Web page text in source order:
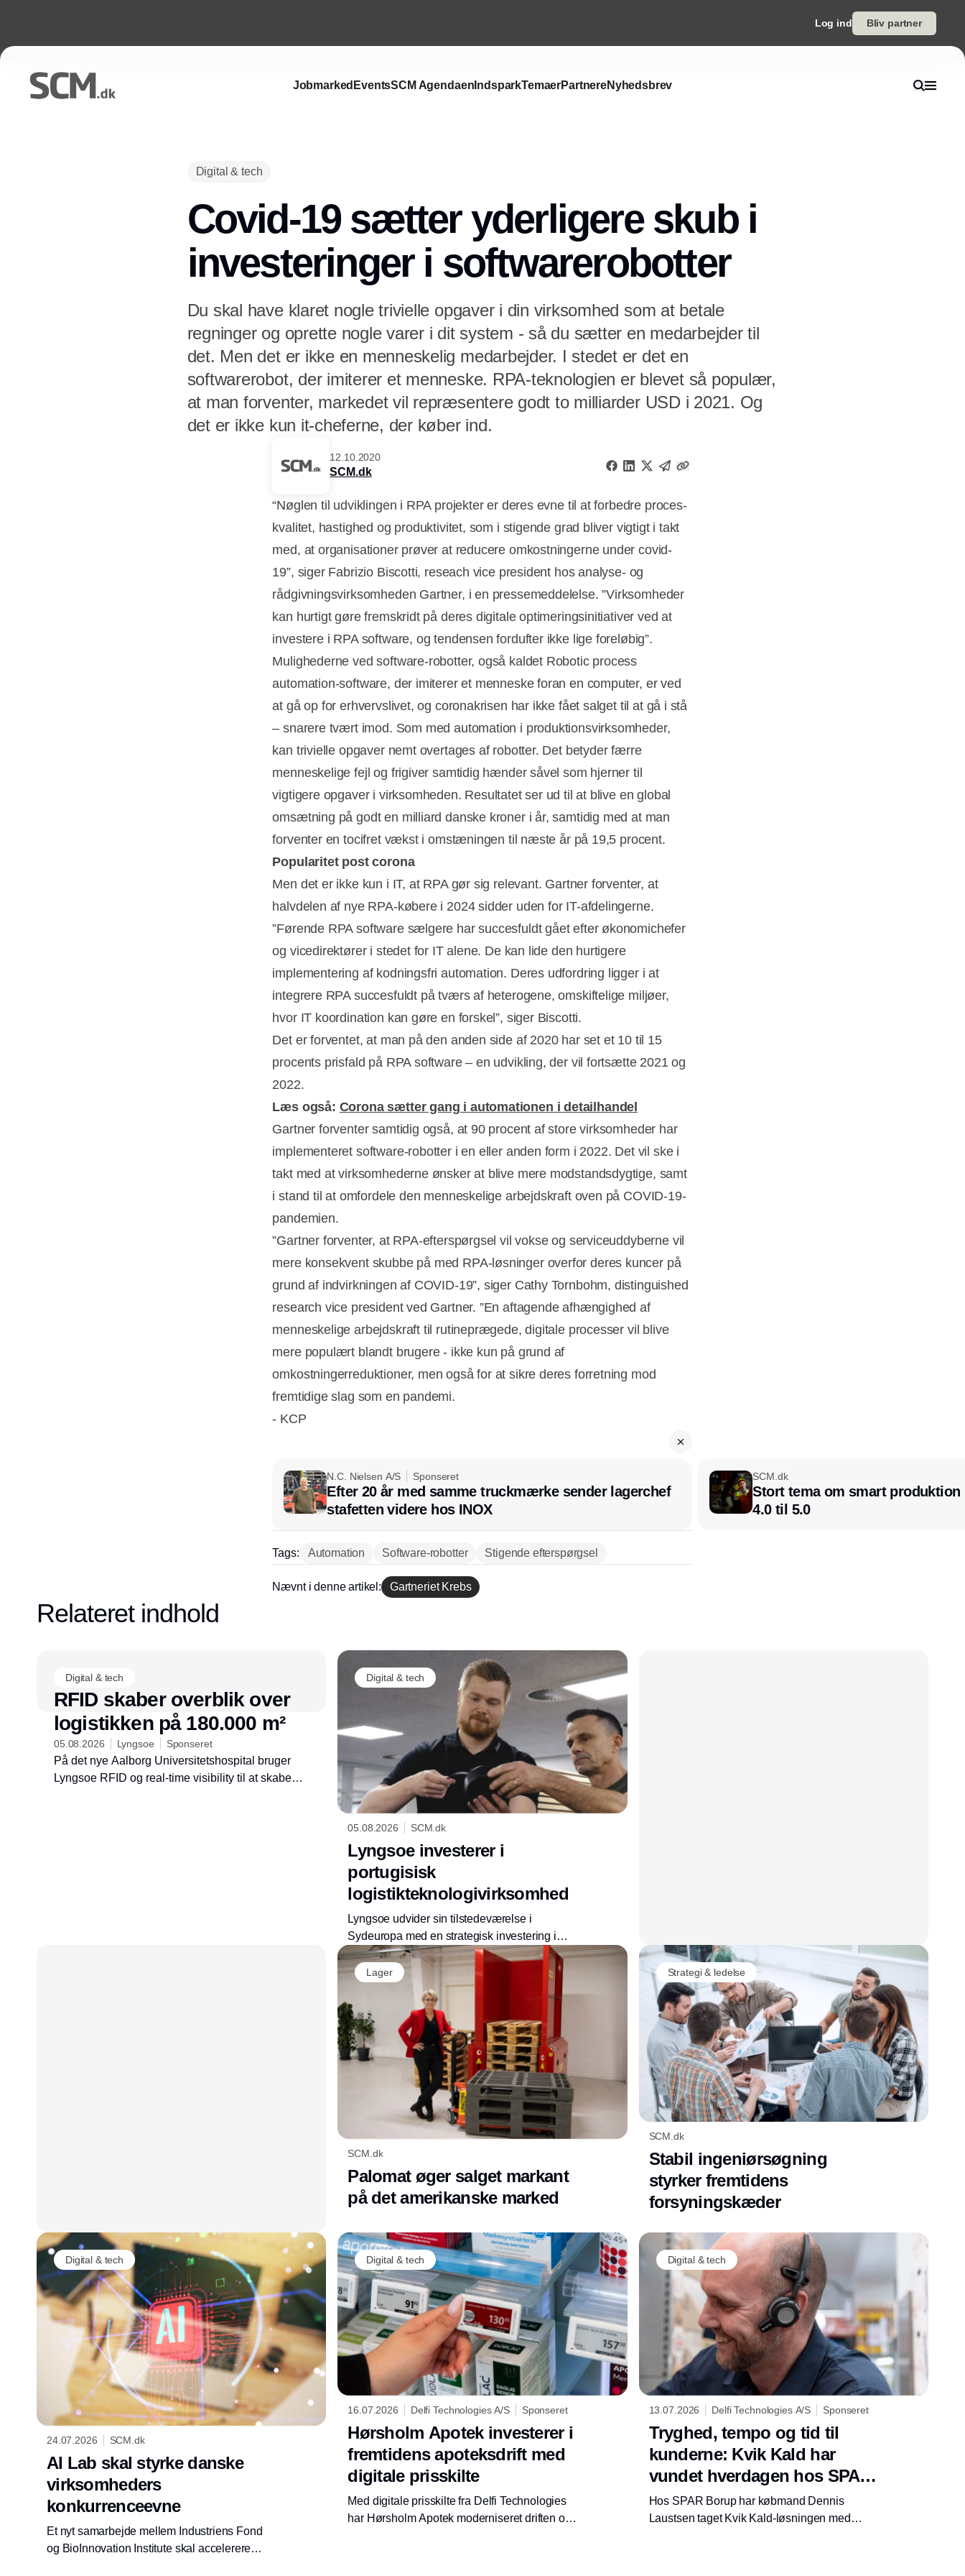
Log ind Bliv partner
Jobmarked EventsSCM Agendaen IndsparkTemaerPartnereNyhedsbrev
Digital & tech
Covid-19 sætter yderligere skub i
investeringer i softwarerobotter
Du skal have klaret nogle trivielle opgaver i din virksomhed som at betale
regninger og oprette nogle varer i dit system - så du sætter en medarbejder til
det. Men det er ikke en menneskelig medarbejder. I stedet er det en
softwarerobot, der imiterer et menneske. RPA-teknologien er blevet så populær,
at man forventer, markedet vil repræsentere godt to milliarder USD i 2021. Og
det er ikke kun it-cheferne, der køber ind.
12.10.2020
SCM.dk
“Nøglen til udviklingen i RPA projekter er deres evne til at forbedre proces-
kvalitet, hastighed og produktivitet, som i stigende grad bliver vigtigt i takt
med, at organisationer prøver at reducere omkostningerne under covid-
19”, siger Fabrizio Biscotti, reseach vice president hos analyse- og
rådgivningsvirksomheden Gartner, i en pressemeddelelse. ”Virksomheder
kan hurtigt gøre fremskridt på deres digitale optimeringsinitiativer ved at
investere i RPA software, og tendensen fordufter ikke lige foreløbig”.
Mulighederne ved software-robotter, også kaldet Robotic process
automation-software, der imiterer et menneske foran en computer, er ved
at gå op for erhvervslivet, og coronakrisen har ikke fået salget til at gå i stå
– snarere tvært imod. Som med automation i produktionsvirksomheder,
kan trivielle opgaver nemt overtages af robotter. Det betyder færre
menneskelige fejl og frigiver samtidig hænder såvel som hjerner til
vigtigere opgaver i virksomheden. Resultatet ser ud til at blive en global
omsætning på godt en milliard danske kroner i år, samtidig med at man
forventer en tocifret vækst i omstæningen til næste år på 19,5 procent.
Popularitet post corona
Men det er ikke kun i IT, at RPA gør sig relevant. Gartner forventer, at
halvdelen af nye RPA-købere i 2024 sidder uden for IT-afdelingerne.
”Førende RPA software sælgere har succesfuldt gået efter økonomichefer
og vicedirektører i stedet for IT alene. De kan lide den hurtigere
implementering af kodningsfri automation. Deres udfordring ligger i at
integrere RPA succesfuldt på tværs af heterogene, omskiftelige miljøer,
hvor IT koordination kan gøre en forskel”, siger Biscotti.
Det er forventet, at man på den anden side af 2020 har set et 10 til 15
procents prisfald på RPA software – en udvikling, der vil fortsætte 2021 og
2022.
Læs også: Corona sætter gang i automationen i detailhandel
Gartner forventer samtidig også, at 90 procent af store virksomheder har
implementeret software-robotter i en eller anden form i 2022. Det vil ske i
takt med at virksomhederne ønsker at blive mere modstandsdygtige, samt
i stand til at omfordele den menneskelige arbejdskraft oven på COVID-19-
pandemien.
”Gartner forventer, at RPA-efterspørgsel vil vokse og serviceuddyberne vil
mere konsekvent skubbe på med RPA-løsninger overfor deres kuncer på
grund af indvirkningen af COVID-19”, siger Cathy Tornbohm, distinguished
research vice president ved Gartner. ”En aftagende afhængighed af
menneskelige arbejdskraft til rutineprægede, digitale processer vil blive
mere populært blandt brugere - ikke kun på grund af
omkostningerreduktioner, men også for at sikre deres forretning mod
fremtidige slag som en pandemi.
- KCP
N.C. Nielsen A/S Sponseret
Efter 20 år med samme truckmærke sender lagerchef
stafetten videre hos INOX
SCM.dk
Stort tema om smart
4.0 til 5.0
Tags: Automation Software-robotter Stigende efterspørgsel
Nævnt i denne artikel: Gartneriet Krebs
Relateret indhold
Digital & tech
RFID skaber overblik over
logistikken på 180.000 m²
05.08.2026 Lyngsoe Sponseret
På det nye Aalborg Universitetshospital bruger
Lyngsoe RFID og real-time visibility til at skabe
Digital & tech
05.08.2026 SCM.dk
Lyngsoe investerer i
portugisisk
logistikteknologivirksomhed
Lyngsoe udvider sin tilstedeværelse i
Sydeuropa med en strategisk investering i
CodeOne. Samarbejdet skal styrke RFID-
løsninger, lagerteknologi og sporbarhed i
internationale forsyningskæder.
Lager
SCM.dk
Palomat øger salget markant
på det amerikanske marked
Strategi & ledelse
SCM.dk
Stabil ingeniørsøgning
styrker fremtidens
forsyningskæder
Digital & tech
24.07.2026 SCM.dk
AI Lab skal styrke danske
virksomheders
konkurrenceevne
Et nyt samarbejde mellem Industriens Fond
og BioInnovation Institute skal accelerere
Digital & tech
16.07.2026 Delfi Technologies A/S Sponseret
Hørsholm Apotek investerer i
fremtidens apoteksdrift med
digitale prisskilte
Med digitale prisskilte fra Delfi Technologies
har Hørsholm Apotek moderniseret driften og
Digital & tech
13.07.2026 Delfi Technologies A/S Sponseret
Tryghed, tempo og tid til
kunderne: Kvik Kald har
vundet hverdagen hos SPAR
Borup
Hos SPAR Borup har købmand Dennis
Laustsen taget Kvik Kald-løsningen med